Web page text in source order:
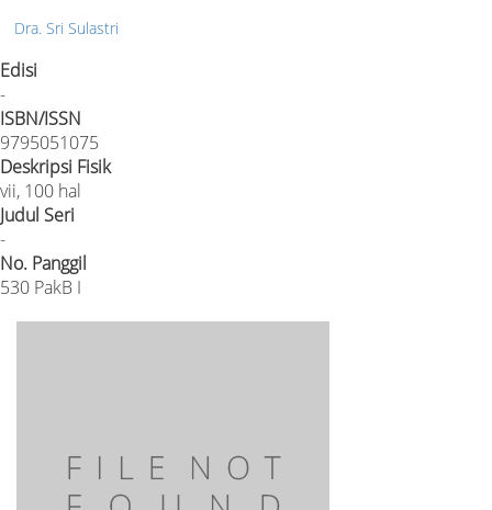
Dra. Sri Sulastri
Edisi
-
ISBN/ISSN
9795051075
Deskripsi Fisik
vii, 100 hal
Judul Seri
-
No. Panggil
530 PakB I